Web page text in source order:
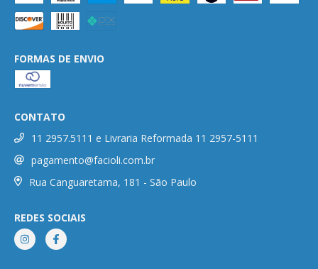
FORMAS DE ENVIO
CONTATO
11 2957.5111 e Livraria Reformada 11 2957-5111
pagamento@facioli.com.br
Rua Canguaretama, 181 - São Paulo
REDES SOCIAIS